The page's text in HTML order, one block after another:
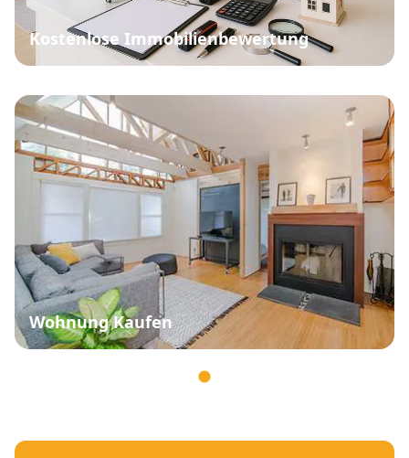
Kostenlose Immobilienbewertung
Wohnung Kaufen